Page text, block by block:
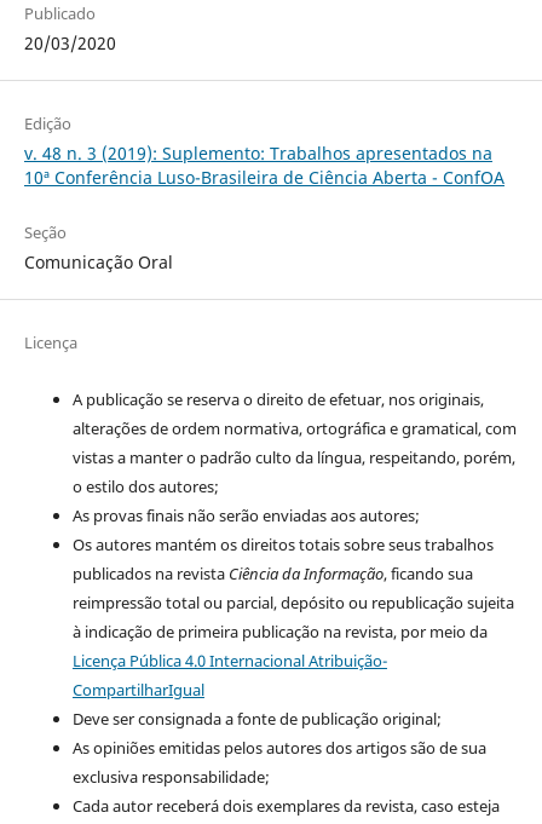
Publicado
20/03/2020
Edição
v. 48 n. 3 (2019): Suplemento: Trabalhos apresentados na
10ª Conferência Luso-Brasileira de Ciência Aberta - ConfOA
Seção
Comunicação Oral
Licença
A publicação se reserva o direito de efetuar, nos originais,
alterações de ordem normativa, ortográfica e gramatical, com
vistas a manter o padrão culto da língua, respeitando, porém,
o estilo dos autores;
As provas finais não serão enviadas aos autores;
Os autores mantém os direitos totais sobre seus trabalhos
publicados na revista Ciência da Informação, ficando sua
reimpressão total ou parcial, depósito ou republicação sujeita
à indicação de primeira publicação na revista, por meio da
Licença Pública 4.0 Internacional Atribuição-
CompartilharIgual
Deve ser consignada a fonte de publicação original;
As opiniões emitidas pelos autores dos artigos são de sua
exclusiva responsabilidade;
Cada autor receberá dois exemplares da revista, caso esteja